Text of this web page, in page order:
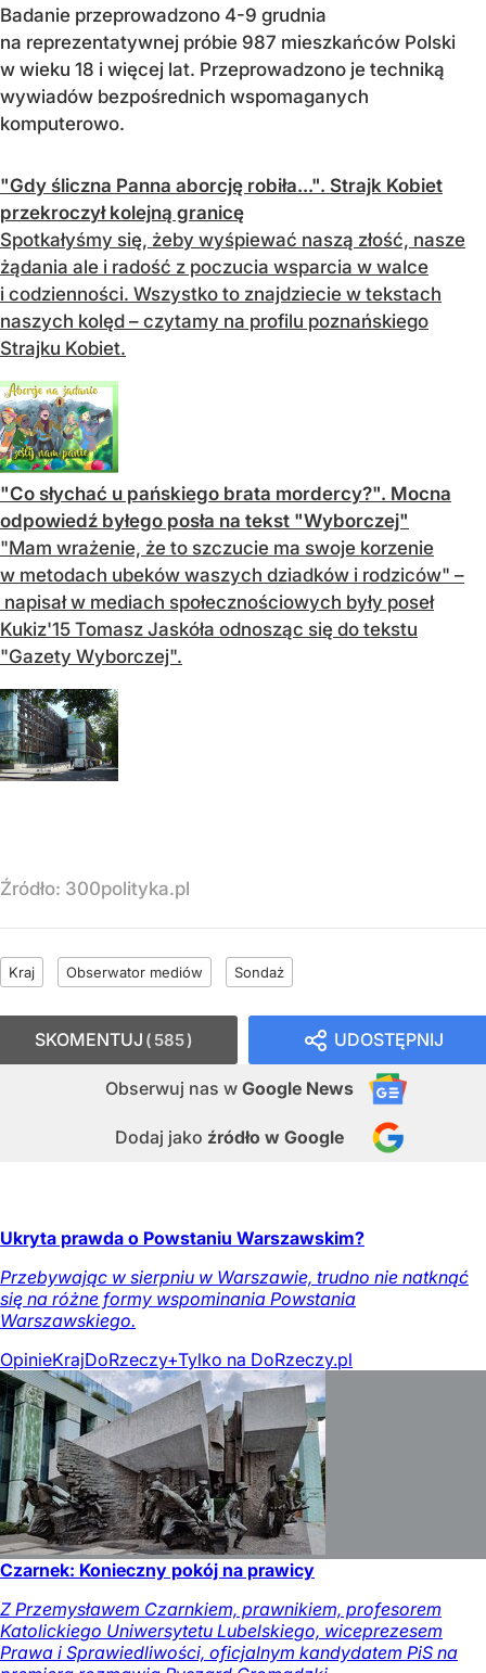
Badanie przeprowadzono 4-9 grudnia
na reprezentatywnej próbie 987 mieszkańców Polski
w wieku 18 i więcej lat. Przeprowadzono je techniką
wywiadów bezpośrednich wspomaganych
komputerowo.
"Gdy śliczna Panna aborcję robiła...". Strajk Kobiet
przekroczył kolejną granicę
Spotkałyśmy się, żeby wyśpiewać naszą złość, nasze
żądania ale i radość z poczucia wsparcia w walce
i codzienności. Wszystko to znajdziecie w tekstach
naszych kolęd – czytamy na profilu poznańskiego
Strajku Kobiet.
"Co słychać u pańskiego brata mordercy?". Mocna
odpowiedź byłego posła na tekst "Wyborczej"
"Mam wrażenie, że to szczucie ma swoje korzenie
w metodach ubeków waszych dziadków i rodziców" –
napisał w mediach społecznościowych były poseł
Kukiz'15 Tomasz Jaskóła odnosząc się do tekstu
"Gazety Wyborczej".
Źródło: 300polityka.pl
Kraj Obserwator mediów Sondaż
UDOSTĘPNIJ
Obserwuj nas w Google News
Dodaj jako źródło w Google
SKOMENTUJ 585
Ukryta prawda o Powstaniu Warszawskim?
Przebywając w sierpniu w Warszawie, trudno nie natknąć
się na różne formy wspominania Powstania
Warszawskiego.
OpinieKrajDoRzeczy+Tylko na DoRzeczy.pl
Czarnek: Konieczny pokój na prawicy
Z Przemysławem Czarnkiem, prawnikiem, profesorem
Katolickiego Uniwersytetu Lubelskiego, wiceprezesem
Prawa i Sprawiedliwości, oficjalnym kandydatem PiS na